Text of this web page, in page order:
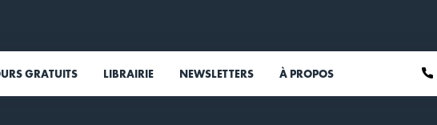
GRATUITS LIBRAIRIE NEWSLETTERS À PROPOS